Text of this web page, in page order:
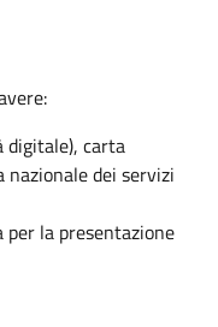
digitale), carta
nazionale dei servizi
la presentazione